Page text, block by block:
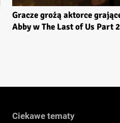
Gracze grożą aktorce
Abby w The Last of Us Part 2
Ciekawe tematy